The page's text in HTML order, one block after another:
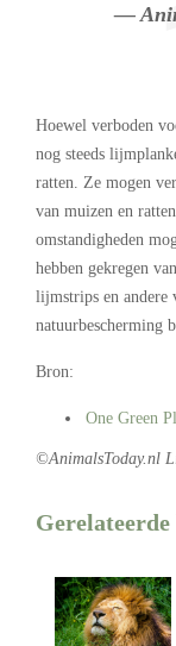
—
Hoewel verboden
nog steeds
ratten. Ze mogen
van muizen en
omstandigheden
hebben gekregen
lijmstrips en andere
natuurbescherming
Bron:
One Green
©AnimalsToday.nl